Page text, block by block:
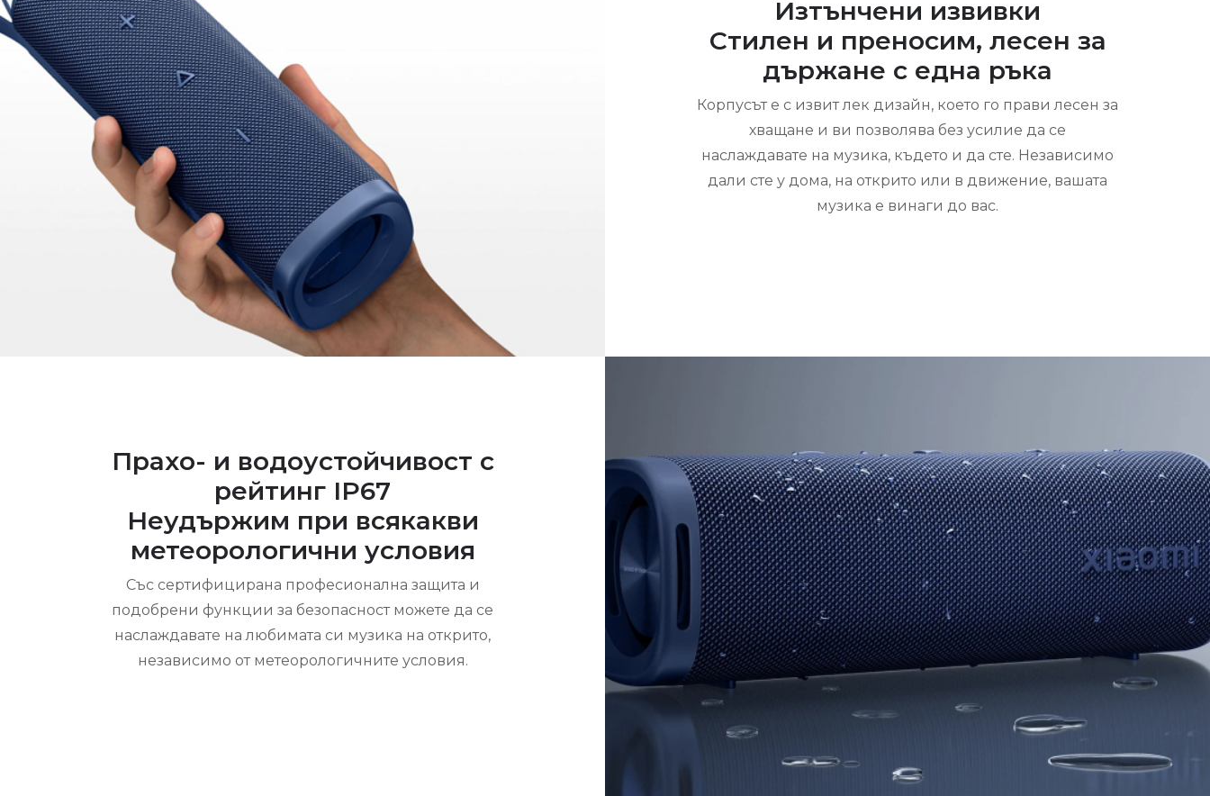
Изтънчени извивки
Стилен и преносим, ​​лесен за
държане с една ръка
Корпусът е с извит лек дизайн, което го прави лесен за
хващане и ви позволява без усилие да се
наслаждавате на музика, където и да сте. Независимо
дали сте у дома, на открито или в движение, вашата
музика е винаги до вас.
Прахо- и водоустойчивост с
рейтинг IP67
Неудържим при всякакви
метеорологични условия
Със сертифицирана професионална защита и
подобрени функции за безопасност можете да се
наслаждавате на любимата си музика на открито,
независимо от метеорологичните условия.